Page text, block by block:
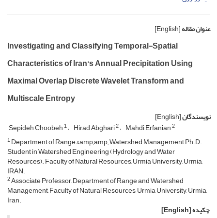
عنوان مقاله[English]
Investigating and Classifying Temporal-Spatial
Characteristics of Iran’s Annual Precipitation Using
Maximal Overlap Discrete Wavelet Transform and
Multiscale Entropy
نویسندگان[English]
Sepideh Choobeh1 Hirad Abghari2 Mahdi Erfanian2
1Department of Range &amp;amp; Watershed Management Ph.D.
Student in Watershed Engineering (Hydrology and Water
Resources). Faculty of Natural Resources, Urmia University, Urmia,
IRAN.
2Associate Professor, Department of Range and Watershed
Management, Faculty of Natural Resources, Urmia University, Urmia,
Iran.
چکیده[English]